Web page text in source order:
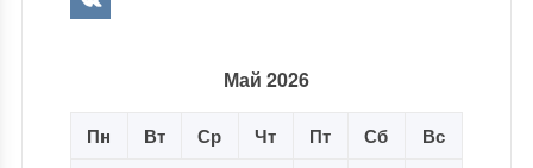
Май 2026
Пн Вт Ср Чт Пт Сб Вс